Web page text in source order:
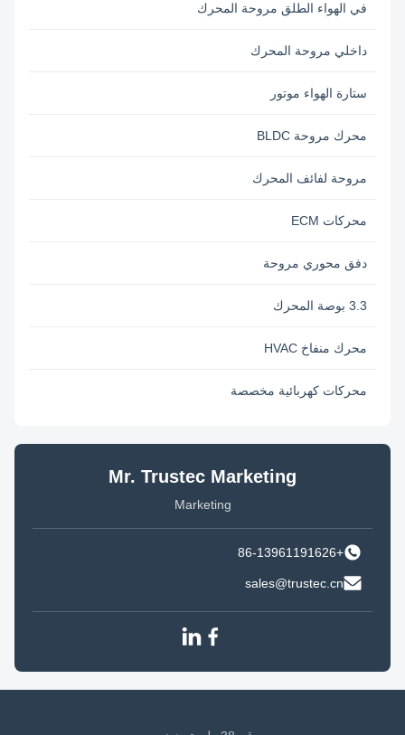
في الهواء الطلق مروحة المحرك
داخلي مروحة المحرك
ستارة الهواء موتور
محرك مروحة BLDC
مروحة لفائف المحرك
محركات ECM
دفق محوري مروحة
3.3 بوصة المحرك
محرك منفاخ HVAC
محركات كهربائية مخصصة
Mr. Trustec Marketing
Marketing
+86-13961191626
sales@trustec.cn